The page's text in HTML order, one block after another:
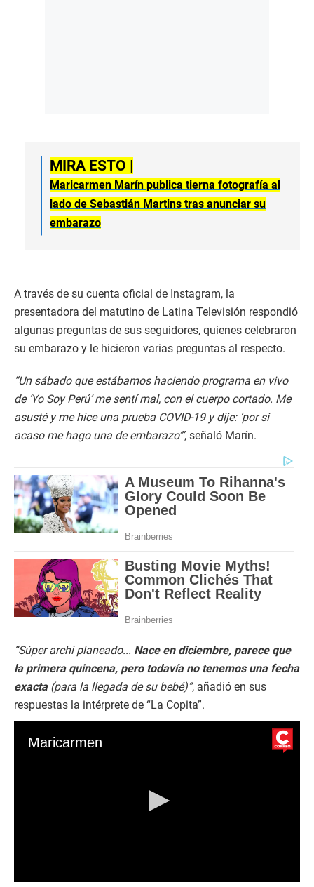
MIRA ESTO |
Maricarmen Marín publica tierna fotografía al
lado de Sebastián Martins tras anunciar su
embarazo
A través de su cuenta oficial de Instagram, la
presentadora del matutino de Latina Televisión respondió
algunas preguntas de sus seguidores, quienes celebraron
su embarazo y le hicieron varias preguntas al respecto.
“Un sábado que estábamos haciendo programa en vivo
de ‘Yo Soy Perú’ me sentí mal, con el cuerpo cortado. Me
asusté y me hice una prueba COVID-19 y dije: ‘por si
acaso me hago una de embarazo’”, señaló Marín.
“Súper archi planeado... Nace en diciembre, parece que
la primera quincena, pero todavía no tenemos una fecha
exacta(para la llegada de su bebé)”, añadió en sus
respuestas la intérprete de “La Copita”.
Maricarmen